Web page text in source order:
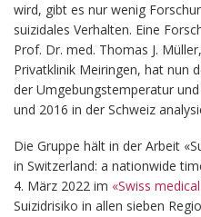
wird, gibt es nur wenig
suizidales Verhalten. Eine
Prof. Dr. med. Thomas J.
Privatklinik Meiringen, hat nun
der Umgebungstemperatur
und 2016 in der Schweiz
Die Gruppe hält in der Arbeit
in Switzerland: a nationwide
4. März 2022 im «Swiss
Suizidrisiko in allen sieben